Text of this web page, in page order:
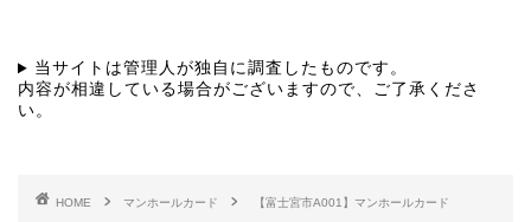
当サイトは管理人が独自に調査したものです。
内容が相違している場合がございますので、ご了承くださ
い。
HOME マンホールカード 【富士宮市A001】マンホールカード